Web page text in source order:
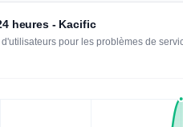
heures - Kacific
pour les problèmes de